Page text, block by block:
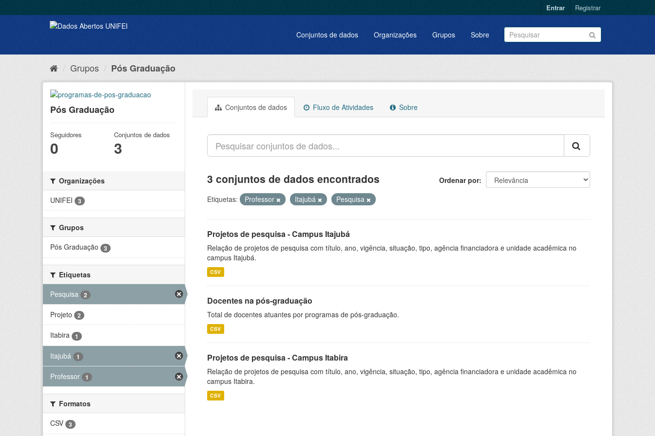
Entrar Registrar
Conjuntos de dados Organizações Grupos Sobre
Grupos Pós Graduação
Pós Graduação
Seguidores
0
Conjuntos de dados
3
Organizações
UNIFEI
3
Grupos
Pós Graduação
3
Etiquetas
Pesquisa
2
Projeto 2
Itabira 1
Itajubá 1
Professor 1
Formatos
CSV
3
Conjuntos de dados Fluxo de Atividades Sobre
Ordenar por
3 conjuntos de dados encontrados
Etiquetas: Professor Itajubá Pesquisa
Projetos de pesquisa - Campus Itajubá
Relação de projetos de pesquisa com título, ano, vigência, situação, tipo, agência financiadora e unidade acadêmica no
campus Itajubá.
CSV
Docentes na pós-graduação
Total de docentes atuantes por programas de pós-graduação.
CSV
Projetos de pesquisa - Campus Itabira
Relação de projetos de pesquisa com título, ano, vigência, situação, tipo, agência financiadora e unidade acadêmica no
campus Itabira.
CSV